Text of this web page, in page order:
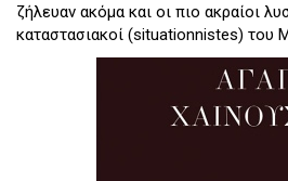
ζήλευαν ακόμα και οι πιο ακραίοι
καταστασιακοί (situationnistes) του